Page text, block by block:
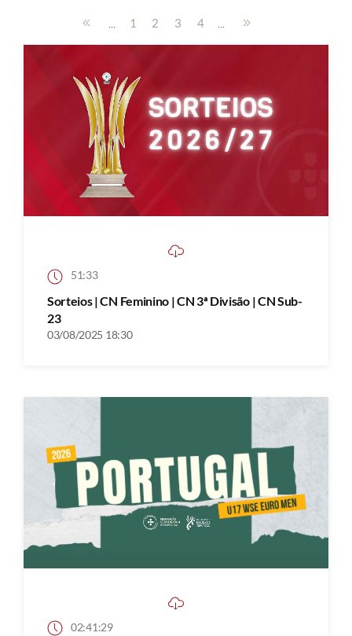
... 1 2 3 4 ...
51:33
Sorteios | CN Feminino | CN 3ª Divisão | CN Sub-
23
03/08/2025 18:30
02:41:29